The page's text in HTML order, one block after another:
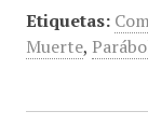
Etiquetas:
Muerte,